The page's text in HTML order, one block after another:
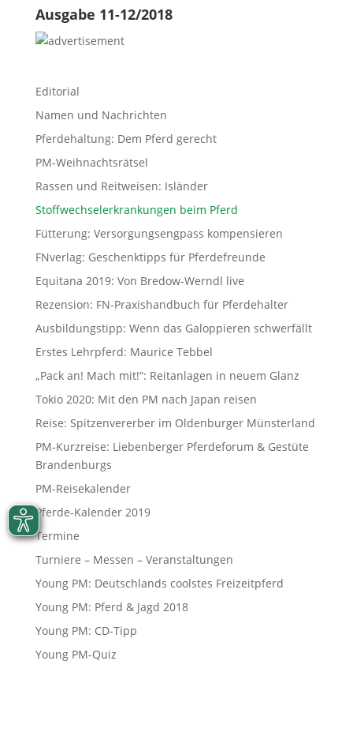
Ausgabe 11-12/2018
Editorial
Namen und Nachrichten
Pferdehaltung: Dem Pferd gerecht
PM-Weihnachtsrätsel
Rassen und Reitweisen: Isländer
Stoffwechselerkrankungen beim Pferd
Fütterung: Versorgungsengpass kompensieren
FNverlag: Geschenktipps für Pferdefreunde
Equitana 2019: Von Bredow-Werndl live
Rezension: FN-Praxishandbuch für Pferdehalter
Ausbildungstipp: Wenn das Galoppieren schwerfällt
Erstes Lehrpferd: Maurice Tebbel
„Pack an! Mach mit!“: Reitanlagen in neuem Glanz
Tokio 2020: Mit den PM nach Japan reisen
Reise: Spitzenvererber im Oldenburger Münsterland
PM-Kurzreise: Liebenberger Pferdeforum & Gestüte
Brandenburgs
PM-Reisekalender
Pferde-Kalender 2019
Termine
Turniere – Messen – Veranstaltungen
Young PM: Deutschlands coolstes Freizeitpferd
Young PM: Pferd & Jagd 2018
Young PM: CD-Tipp
Young PM-Quiz